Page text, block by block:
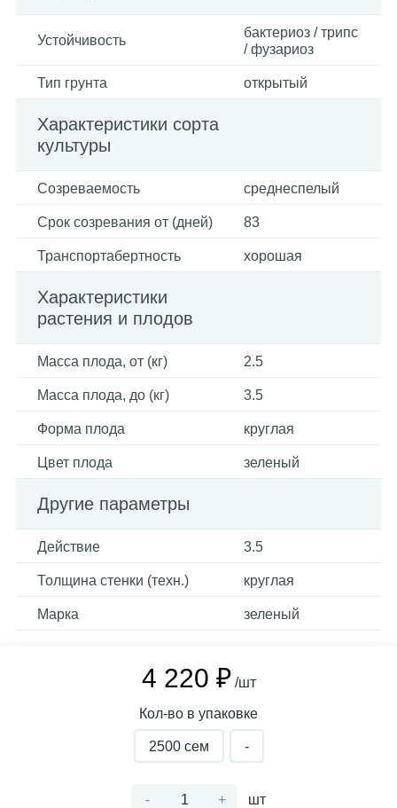
Устойчивость
бактериоз / трипс
/ фузариоз
Тип грунта открытый
Характеристики сорта
культуры
Созреваемость среднеспелый
Срок созревания от (дней) 83
Транспортабертность хорошая
Характеристики
растения и плодов
Масса плода, от (кг) 2.5
Масса плода, до (кг) 3.5
Форма плода круглая
Цвет плода зеленый
Другие параметры
Действие 3.5
Толщина стенки (техн.) круглая
Марка зеленый
4 220 ₽ /шт
Кол-во в упаковке
2500 сем -
- + шт